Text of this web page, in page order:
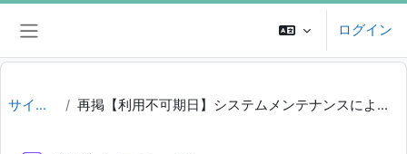
メインコンテンツへスキップする
ログイン
サイトニュース 再掲【利用不可期日】システムメンテナンスによる利用停止のお知らせ（2023年3月及び2023年8月）